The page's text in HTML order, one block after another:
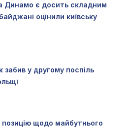
Динамо є досить складним
оцінили київську
забив у другому поспіль
позицію щодо майбутнього